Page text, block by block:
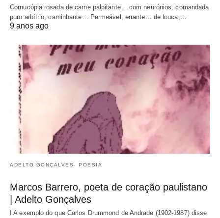
Cornucópia rosada de carne palpitante… com neurónios, comandada
puro arbítrio, caminhante… Permeável, errante… de louca,…
9 anos ago
ADELTO GONÇALVES POESIA
Marcos Barrero, poeta de coração paulistano
| Adelto Gonçalves
I A exemplo do que Carlos Drummond de Andrade (1902-1987) disse